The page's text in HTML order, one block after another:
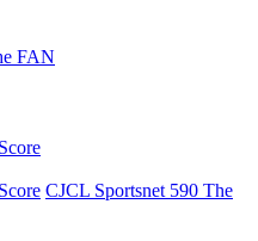
FAN
CJCL Sportsnet 590 The